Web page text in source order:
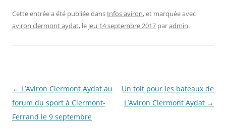
Cette entrée a été publiée dans Infos aviron, et marquée avec
aviron clermont aydat, le jeu 14 septembre 2017 paradmin.
Navigation
des
articles
← L’Aviron Clermont Aydat au
forum du sport à Clermont-
Ferrand le 9 septembre
Un toit pour les bateaux de
L’Aviron Clermont Aydat →